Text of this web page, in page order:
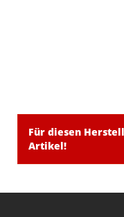
Für diesen
Artikel!